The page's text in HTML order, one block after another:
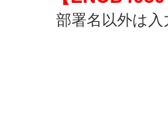
部署名以外は